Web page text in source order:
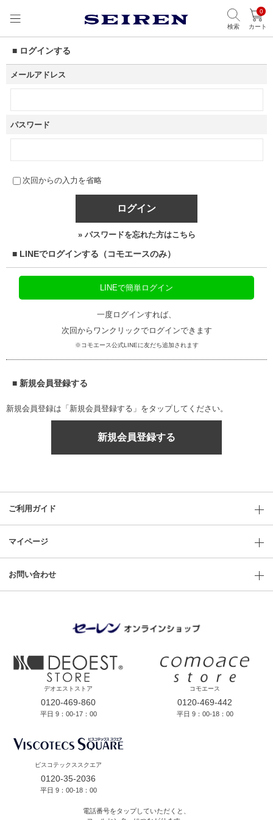
検索
0
カート
■ ログインする
メールアドレス
パスワード
次回からの入力を省略
ログイン
» パスワードを忘れた方はこちら
■ LINEでログインする（コモエースのみ）
LINEで簡単ログイン
一度ログインすれば、
次回からワンクリックでログインできます
※コモエース公式LINEに友だち追加されます
■ 新規会員登録する
新規会員登録は「新規会員登録する」をタップしてください。
新規会員登録する
ご利用ガイド
マイページ
お問い合わせ
デオエストストア
0120-469-860
平日 9：00-17：00
コモエース
0120-469-442
平日 9：00-18：00
ビスコテックススクエア
0120-35-2036
平日 9：00-18：00
電話番号をタップしていただくと、